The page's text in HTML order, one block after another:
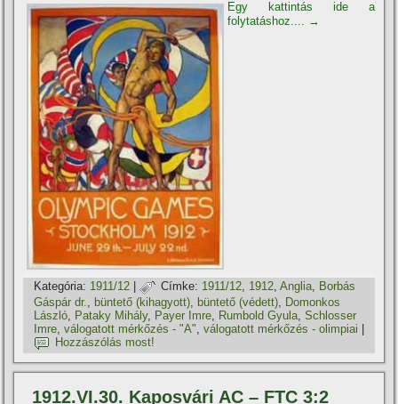
Egy kattintás ide a
folytatáshoz.... →
Kategória: 1911/12 Címke: 1911/12 1912 ,Anglia
Borbás
Gáspár dr.
,büntető (kihagyott) ,büntető (védett) Domonkos
László Pataky Mihály, Payer Imre Rumbold Gyula ,Schlosser
Imre ,válogatott mérkőzés - "A" ,válogatott mérkőzés - olimpiai |
Hozzászólás most!
1912.VI.30. Kaposvári AC – FTC 3:2